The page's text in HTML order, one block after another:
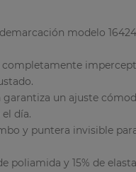
modelo
completamente
un ajuste
día.
y puntera invisible
poliamida y 15% de